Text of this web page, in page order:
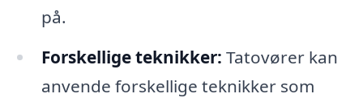
på.
Forskellige teknikker: Tatovører kan
anvende forskellige teknikker som